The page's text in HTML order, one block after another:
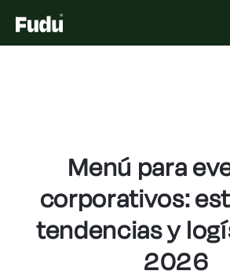
Menú para
corporativos:
tendencias y
2026